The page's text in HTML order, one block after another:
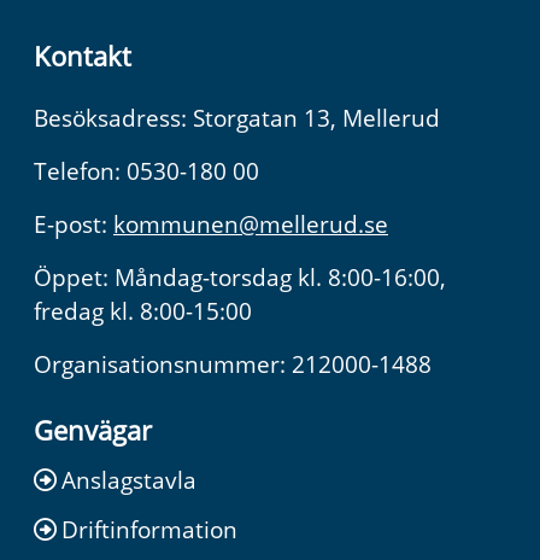
Kontakt
Besöksadress: Storgatan 13, Mellerud
Telefon: 0530-180 00
E-post: kommunen@mellerud.se
Öppet: Måndag-torsdag kl. 8:00-16:00,
fredag kl. 8:00-15:00
Organisationsnummer: 212000-1488
Genvägar
Anslagstavla
Driftinformation